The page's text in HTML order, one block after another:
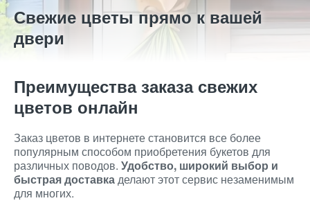
Свежие цветы прямо к вашей
двери
Преимущества заказа свежих
цветов онлайн
Заказ цветов в интернете становится все более
популярным способом приобретения букетов для
различных поводов. Удобство, широкий выбор и
быстрая доставкаделают этот сервис незаменимым
для многих.